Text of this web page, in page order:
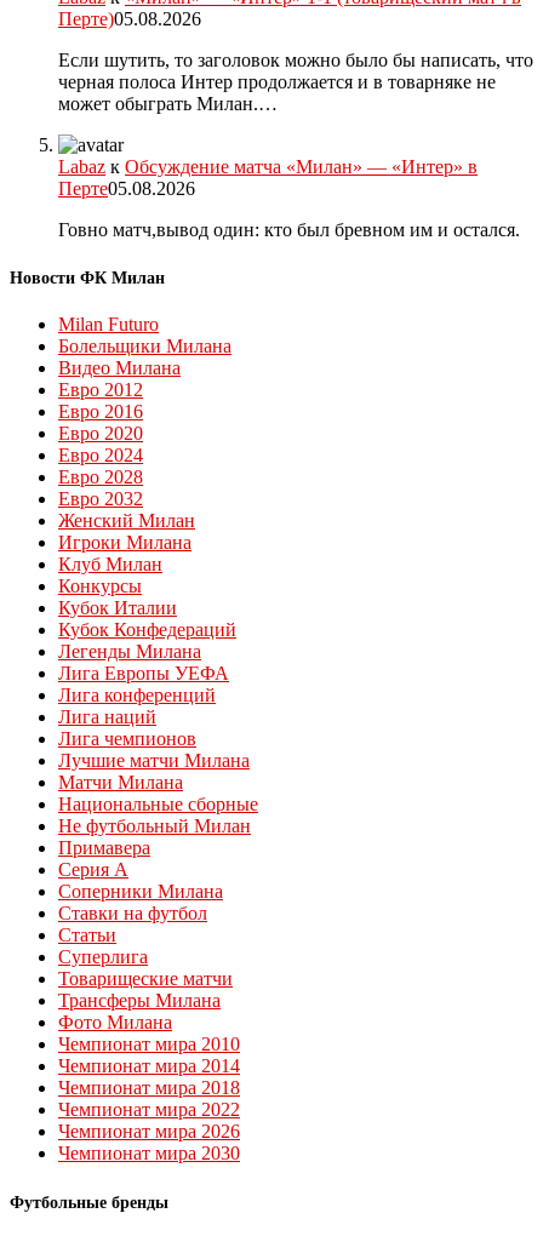
Перте)05.08.2026
Если шутить, то заголовок можно было бы написать, что
черная полоса Интер продолжается и в товарняке не
может обыграть Милан.…
Labaz к Обсуждение матча «Милан» — «Интер» в
Перте05.08.2026
Говно матч,вывод один: кто был бревном им и остался.
Новости ФК Милан
Milan Futuro
Болельщики Милана
Видео Милана
Евро 2012
Евро 2016
Евро 2020
Евро 2024
Евро 2028
Евро 2032
Женский Милан
Игроки Милана
Клуб Милан
Конкурсы
Кубок Италии
Кубок Конфедераций
Легенды Милана
Лига Европы УЕФА
Лига конференций
Лига наций
Лига чемпионов
Лучшие матчи Милана
Матчи Милана
Национальные сборные
Не футбольный Милан
Примавера
Серия А
Соперники Милана
Ставки на футбол
Статьи
Суперлига
Товарищеские матчи
Трансферы Милана
Фото Милана
Чемпионат мира 2010
Чемпионат мира 2014
Чемпионат мира 2018
Чемпионат мира 2022
Чемпионат мира 2026
Чемпионат мира 2030
Футбольные бренды